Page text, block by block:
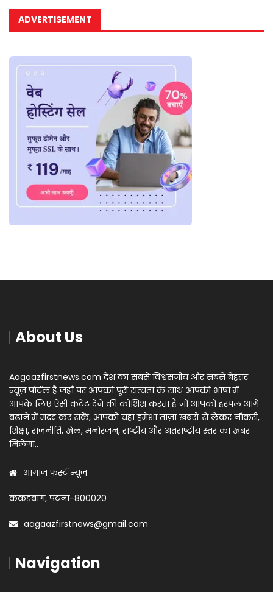
ADVERTISEMENT
About Us
Aagaazfirstnews.com देश का सबसे विश्वसनीय और सबसे बेहतर
न्यूज़ पोर्टल है जहाँ पर आपको पूरी सत्यता के साथ आपकी भाषा में
आपके लिए ऐसी कंटेंट देने की कोशिश करता है जो आपको हरपल आगे
बढ़ाने में मदद कर सकें, आपको यहां हमेशा ताज़ा खबरों से लेकर नौकरी,
शिक्षा, राजनीति, खेल, मनोरंजन, राष्ट्रीय और अंतराष्ट्रीय स्तर का खबर
मिलेगा..
आगाज़ फर्स्ट न्यूज़
कंकड़बाग, पटना-800020
aagaazfirstnews@gmail.com
Navigation